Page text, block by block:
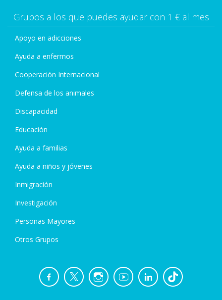
Grupos a los que puedes ayudar con 1 € al mes
Apoyo en adicciones
Ayuda a enfermos
Cooperación Internacional
Defensa de los animales
Discapacidad
Educación
Ayuda a familias
Ayuda a niños y jóvenes
Inmigración
Investigación
Personas Mayores
Otros Grupos